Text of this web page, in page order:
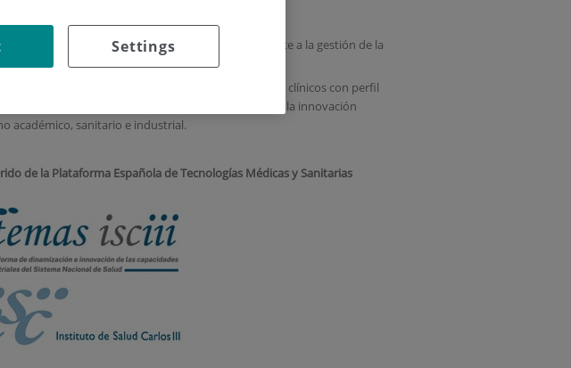
creada
en 2013 como Unidad transversal de soporte a la gestión de la
Ayuso, y coordinada por el Dr. Alberto Ortiz.
que engloba científicos básicos e investigadores clínicos con perfil
y de servicios, se encargan de identificar la innovación
académico, sanitario e industrial.
de la Plataforma Española de Tecnologías Médicas y Sanitarias
Settings